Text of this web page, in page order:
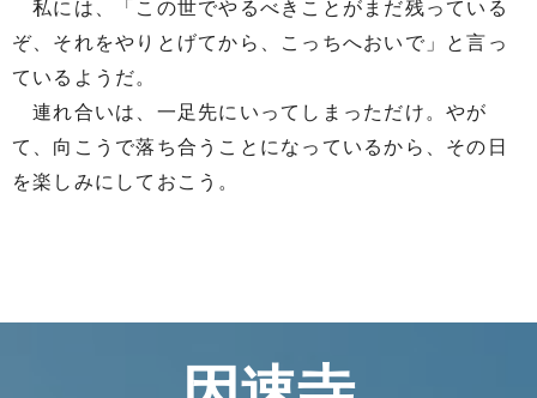
私には、「この世でやるべきことがまだ残っている
ぞ、それをやりとげてから、こっちへおいで」と言っ
ているようだ。
連れ合いは、一足先にいってしまっただけ。やが
て、向こうで落ち合うことになっているから、その日
を楽しみにしておこう。